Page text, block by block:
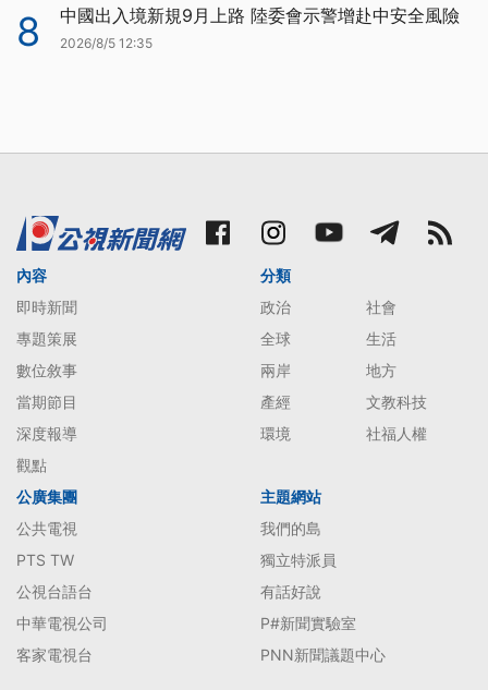
8 中國出入境新規9月上路 陸委會示警增赴中安全風險
2026/8/5 12:35
內容
即時新聞
專題策展
數位敘事
當期節目
深度報導
觀點
分類
政治
社會
全球
生活
兩岸
地方
產經
文教科技
環境
社福人權
公廣集團
公共電視
PTS TW
公視台語台
中華電視公司
客家電視台
主題網站
我們的島
獨立特派員
有話好說
P#新聞實驗室
PNN新聞議題中心